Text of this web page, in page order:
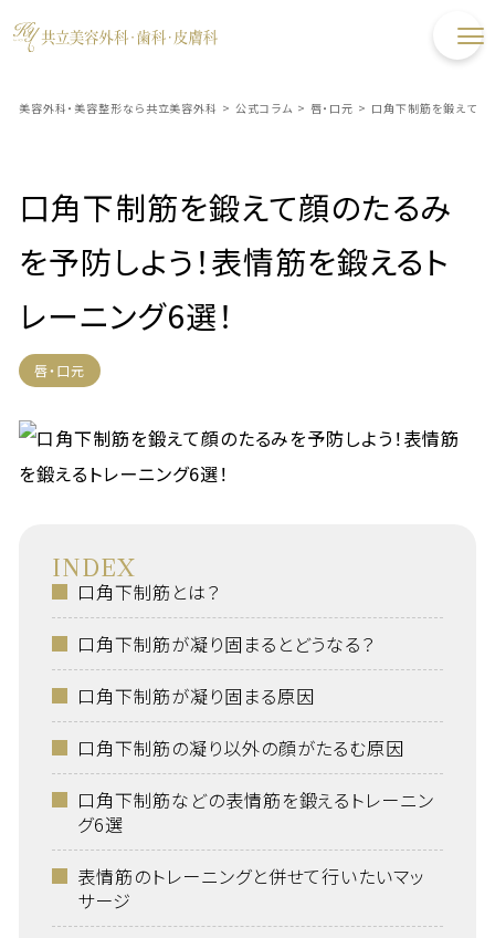
美容外科・美容整形なら共立美容外科 > 公式コラム > 唇・口元 > 口角下制筋を鍛えて顔
口角下制筋を鍛えて顔のたるみ
を予防しよう！表情筋を鍛えるト
レーニング6選！
唇・口元
INDEX
口角下制筋とは？
口角下制筋が凝り固まるとどうなる？
口角下制筋が凝り固まる原因
口角下制筋の凝り以外の顔がたるむ原因
口角下制筋などの表情筋を鍛えるトレーニン
グ6選
表情筋のトレーニングと併せて行いたいマッ
サージ